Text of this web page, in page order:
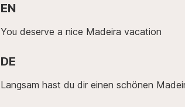
EN
You deserve a nice Madeira vacation
DE
Langsam hast du dir einen schönen